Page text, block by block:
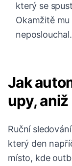
který se
Okamžitě
neposlouchal.
Jak
upy,
Ruční
který den
místo, kde